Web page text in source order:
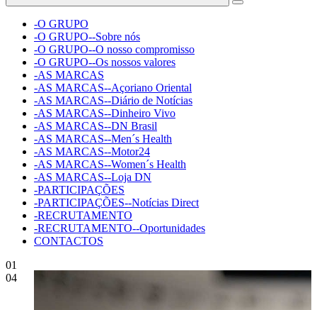
-O GRUPO
-O GRUPO--Sobre nós
-O GRUPO--O nosso compromisso
-O GRUPO--Os nossos valores
-AS MARCAS
-AS MARCAS--Açoriano Oriental
-AS MARCAS--Diário de Notícias
-AS MARCAS--Dinheiro Vivo
-AS MARCAS--DN Brasil
-AS MARCAS--Men´s Health
-AS MARCAS--Motor24
-AS MARCAS--Women´s Health
-AS MARCAS--Loja DN
-PARTICIPAÇÕES
-PARTICIPAÇÕES--Notícias Direct
-RECRUTAMENTO
-RECRUTAMENTO--Oportunidades
CONTACTOS
01
04